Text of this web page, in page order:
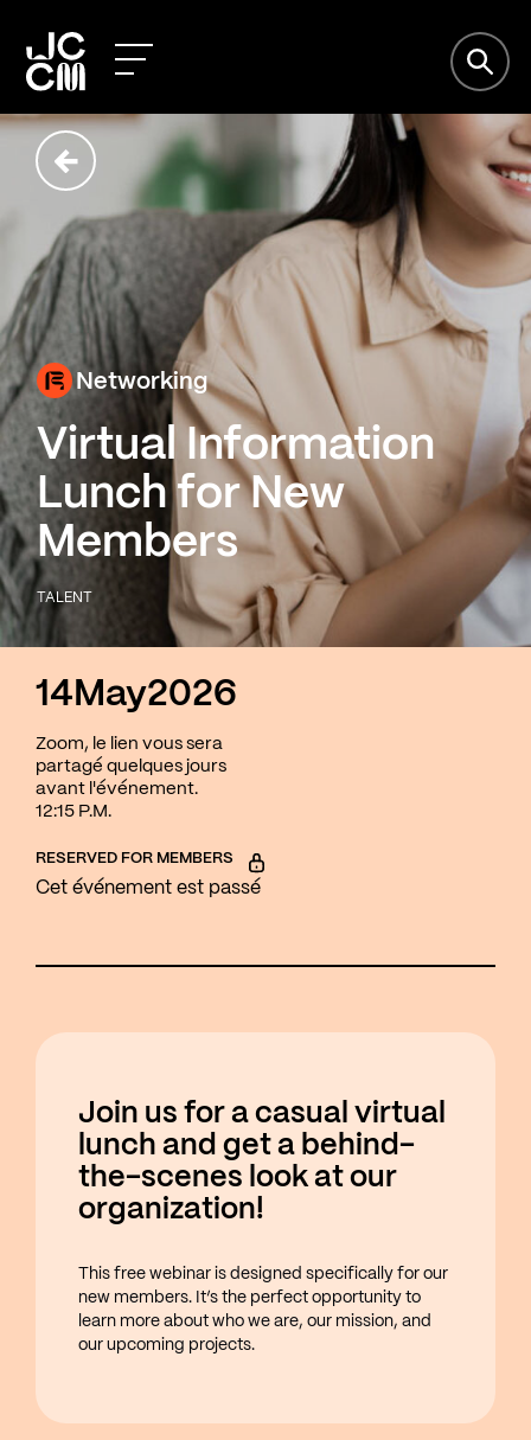
Networking
Virtual Information
Lunch for New
Members
TALENT
14 May2026
Zoom, le lien vous sera
partagé quelques jours
avant l'événement.
12:15 P.M.
RESERVED FOR MEMBERS
Cet événement est passé
Join us for a casual virtual
lunch and get a behind-
the-scenes look at our
organization!
This free webinar is designed specifically for our
new members. It’s the perfect opportunity to
learn more about who we are, our mission, and
our upcoming projects.